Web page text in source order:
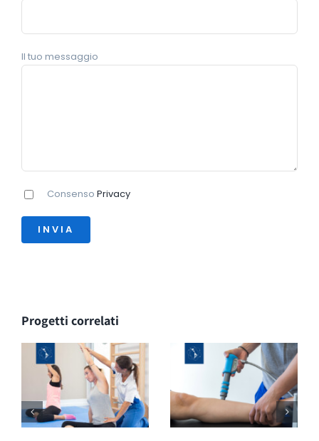
Il tuo messaggio
Consenso Privacy
Progetti correlati